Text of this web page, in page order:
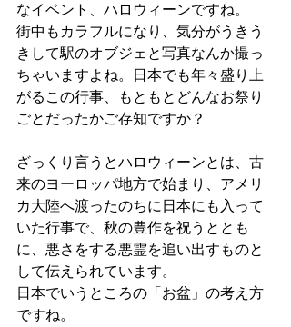
なイベント、ハロウィーンですね。
街中もカラフルになり、気分がうきう
きして駅のオブジェと写真なんか撮っ
ちゃいますよね。日本でも年々盛り上
がるこの行事、もともとどんなお祭り
ごとだったかご存知ですか？
ざっくり言うとハロウィーンとは、古
来のヨーロッパ地方で始まり、アメリ
カ大陸へ渡ったのちに日本にも入って
いた行事で、秋の豊作を祝うととも
に、悪さをする悪霊を追い出すものと
して伝えられています。
日本でいうところの「お盆」の考え方
ですね。